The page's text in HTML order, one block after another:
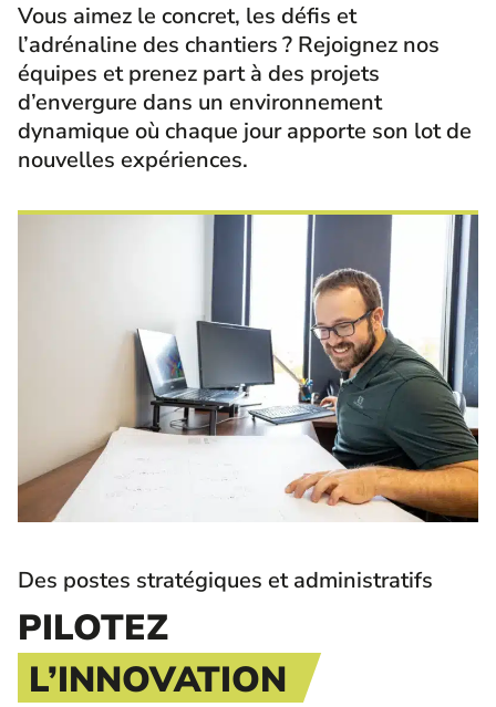
Vous aimez le concret, les défis et
l’adrénaline des chantiers ? Rejoignez nos
équipes et prenez part à des projets
d’envergure dans un environnement
dynamique où chaque jour apporte son lot de
nouvelles expériences.
Des postes stratégiques et administratifs
PILOTEZ
L’INNOVATION